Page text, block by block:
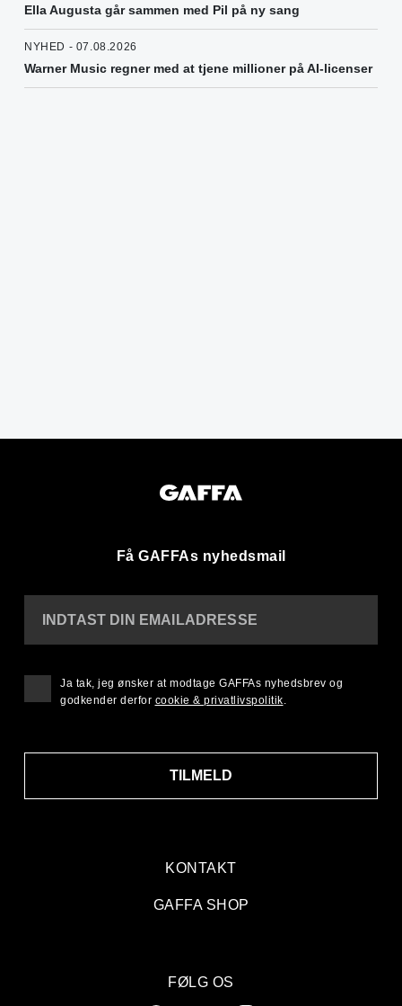
Ella Augusta går sammen med Pil på ny sang
NYHED - 07.08.2026
Warner Music regner med at tjene millioner på AI-licenser
Få GAFFAs nyhedsmail
KONTAKT
GAFFA SHOP
INDTAST DIN EMAILADRESSE
TILMELD
Ja tak, jeg ønsker at modtage GAFFAs nyhedsbrev og
godkender derfor cookie & privatlivspolitik.
FØLG OS